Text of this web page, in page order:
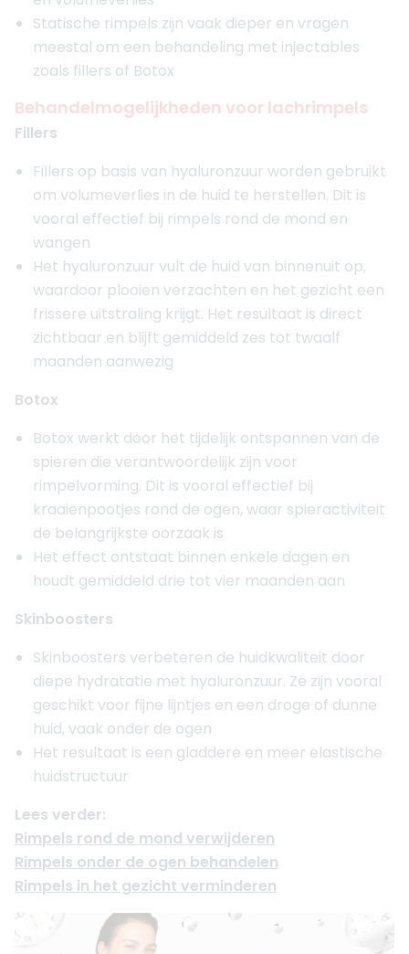
Statische rimpels zijn vaak dieper en vragen
meestal om een behandeling met injectables
zoals fillers of Botox
Behandelmogelijkheden voor lachrimpels
Fillers
Fillers op basis van hyaluronzuur worden gebruikt
om volumeverlies in de huid te herstellen. Dit is
vooral effectief bij rimpels rond de mond en
wangen
Het hyaluronzuur vult de huid van binnenuit op,
waardoor plooien verzachten en het gezicht een
frissere uitstraling krijgt. Het resultaat is direct
zichtbaar en blijft gemiddeld zes tot twaalf
maanden aanwezig
Botox
Botox werkt door het tijdelijk ontspannen van de
spieren die verantwoordelijk zijn voor
rimpelvorming. Dit is vooral effectief bij
kraaienpootjes rond de ogen, waar spieractiviteit
de belangrijkste oorzaak is
Het effect ontstaat binnen enkele dagen en
houdt gemiddeld drie tot vier maanden aan
Skinboosters
Skinboosters verbeteren de huidkwaliteit door
diepe hydratatie met hyaluronzuur. Ze zijn vooral
geschikt voor fijne lijntjes en een droge of dunne
huid, vaak onder de ogen
Het resultaat is een gladdere en meer elastische
huidstructuur
Lees verder:
Rimpels rond de mond verwijderen
Rimpels onder de ogen behandelen
Rimpels in het gezicht verminderen